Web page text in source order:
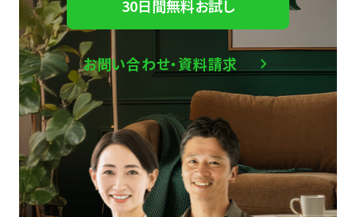
30日間無料お試し
お問い合わせ・資料請求